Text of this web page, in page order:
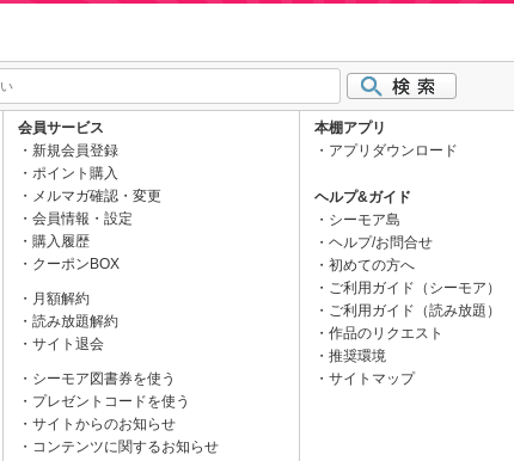
会員サービス
新規会員登録
ポイント購入
メルマガ確認・変更
会員情報・設定
購入履歴
クーポンBOX
月額解約
読み放題解約
サイト退会
シーモア図書券を使う
プレゼントコードを使う
サイトからのお知らせ
コンテンツに関するお知らせ
本棚アプリ
アプリダウンロード
ヘルプ&ガイド
シーモア島
ヘルプ/お問合せ
初めての方へ
ご利用ガイド（シーモア）
ご利用ガイド（読み放題）
作品のリクエスト
推奨環境
サイトマップ